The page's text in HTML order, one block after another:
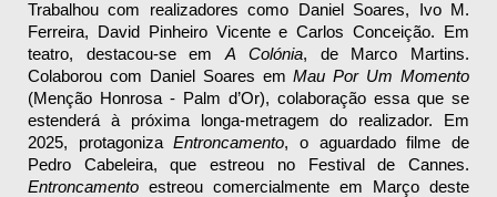
Trabalhou com realizadores como Daniel Soares, Ivo M.
Ferreira, David Pinheiro Vicente e Carlos Conceição. Em
teatro, destacou-se em A Colónia, de Marco Martins.
Colaborou com Daniel Soares em
(Menção Honrosa - Palm d’Or), colaboração essa que se
estenderá à próxima longa-metragem do realizador. Em
2025, protagoniza Entroncamento, o aguardado filme de
Entroncamento estreou comercialmente em Março deste